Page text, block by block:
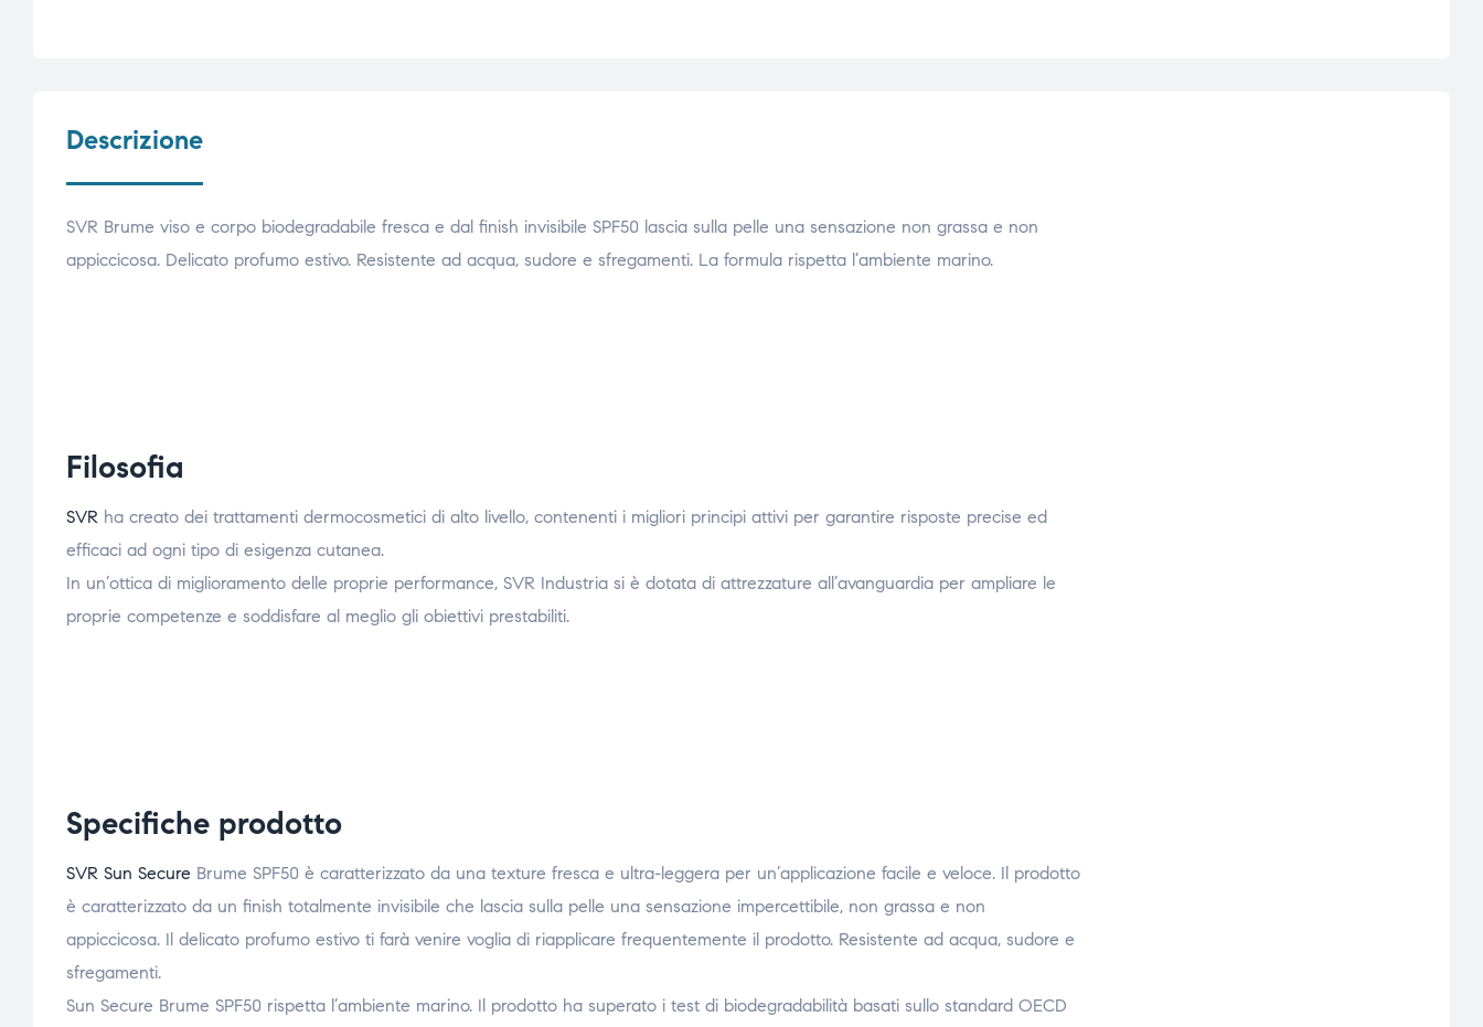
Descrizione
SVR Brume viso e corpo biodegradabile fresca e dal finish invisibile SPF50 lascia sulla pelle una sensazione non grassa e non
appiccicosa. Delicato profumo estivo. Resistente ad acqua, sudore e sfregamenti. La formula rispetta l’ambiente marino.
Filosofia
SVR ha creato dei trattamenti dermocosmetici di alto livello, contenenti i migliori principi attivi per garantire risposte precise ed
efficaci ad ogni tipo di esigenza cutanea.
In un’ottica di miglioramento delle proprie performance, SVR Industria si è dotata di attrezzature all’avanguardia per ampliare le
proprie competenze e soddisfare al meglio gli obiettivi prestabiliti.
Specifiche prodotto
SVR Sun Secure Brume SPF50 è caratterizzato da una texture fresca e ultra-leggera per un’applicazione facile e veloce. Il prodotto
è caratterizzato da un finish totalmente invisibile che lascia sulla pelle una sensazione impercettibile, non grassa e non
appiccicosa. Il delicato profumo estivo ti farà venire voglia di riapplicare frequentemente il prodotto. Resistente ad acqua, sudore e
sfregamenti.
Sun Secure Brume SPF50 rispetta l’ambiente marino. Il prodotto ha superato i test di biodegradabilità basati sullo standard OECD